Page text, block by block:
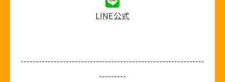
LINE公式
-------------------------------------------------------------
---------